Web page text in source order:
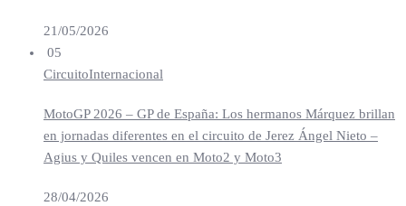
21/05/2026
05
CircuitoInternacional
MotoGP 2026 – GP de España: Los hermanos Márquez brillan
en jornadas diferentes en el circuito de Jerez Ángel Nieto –
Agius y Quiles vencen en Moto2 y Moto3
28/04/2026